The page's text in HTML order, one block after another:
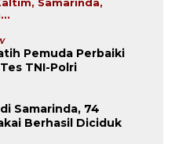
Samarinda,
Pemuda Perbaiki
TNI-Polri
Samarinda, 74
Berhasil Diciduk